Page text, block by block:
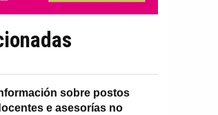
sobre postos
e asesorías no